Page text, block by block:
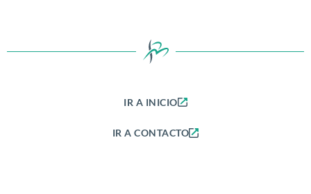
IR A INICIO
IR A CONTACTO